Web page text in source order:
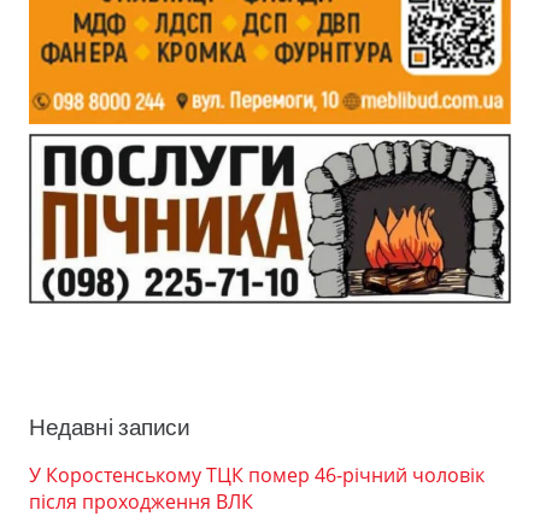
Недавні записи
У Коростенському ТЦК помер 46-річний чоловік
після проходження ВЛК